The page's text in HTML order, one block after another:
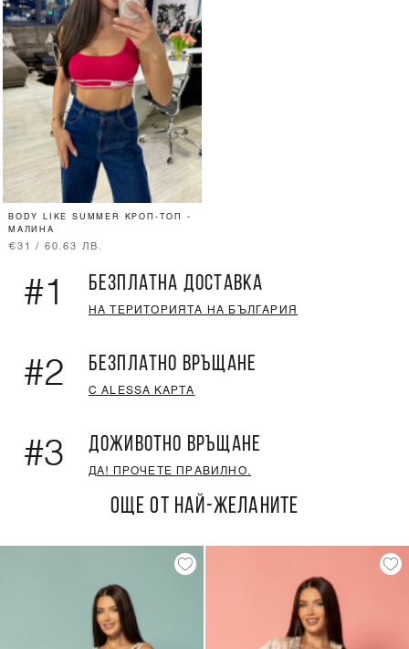
BODY LIKE SUMMER КРОП-ТОП -
МАЛИНА
€31 / 60.63 ЛВ.
#1 БЕЗПЛАТНА ДОСТАВКА
НА ТЕРИТОРИЯТА НА БЪЛГАРИЯ
#2 БЕЗПЛАТНО ВРЪЩАНЕ
С ALESSA КАРТА
#3 ДОЖИВОТНО ВРЪЩАНЕ
ДА! ПРОЧЕТЕ ПРАВИЛНО.
ОЩЕ ОТ НАЙ-ЖЕЛАНИТЕ